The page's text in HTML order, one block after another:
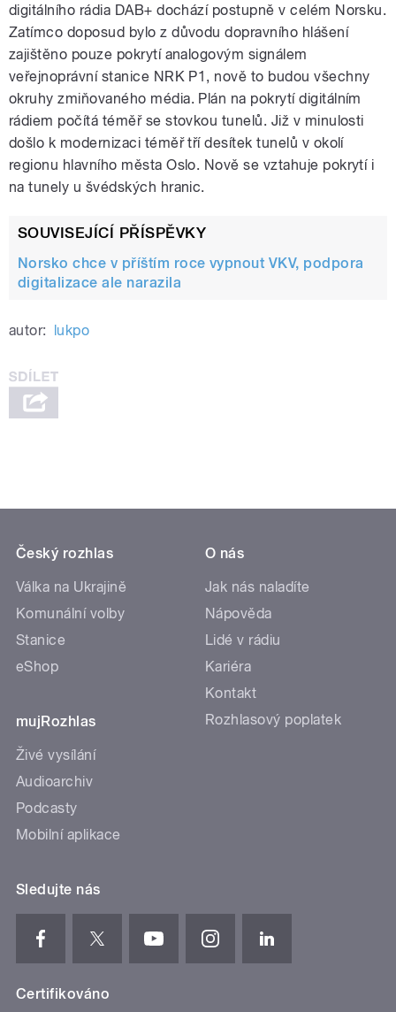
digitálního rádia DAB+ dochází postupně v celém Norsku.
Zatímco doposud bylo z důvodu dopravního hlášení
zajištěno pouze pokrytí analogovým signálem
veřejnoprávní stanice NRK P1, nově to budou všechny
okruhy zmiňovaného média. Plán na pokrytí digitálním
rádiem počítá téměř se stovkou tunelů. Již v minulosti
došlo k modernizaci téměř tří desítek tunelů v okolí
regionu hlavního města Oslo. Nově se vztahuje pokrytí i
na tunely u švédských hranic.
SOUVISEJÍCÍ PŘÍSPĚVKY
Norsko chce v příštím roce vypnout VKV, podpora
digitalizace ale narazila
autor: lukpo
Český rozhlas
Válka na Ukrajině
Komunální volby
Stanice
eShop
mujRozhlas
Živé vysílání
Audioarchiv
Podcasty
Mobilní aplikace
O nás
Jak nás naladíte
Nápověda
Lidé v rádiu
Kariéra
Kontakt
Rozhlasový poplatek
Sledujte nás
Certifikováno